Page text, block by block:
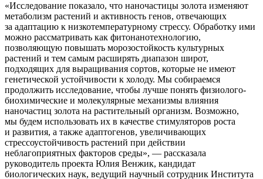
«Исследование показало, что наночастицы золота изменяют
метаболизм растений и активность генов, отвечающих
за адаптацию к низкотемпературному стрессу. Обработку ими
можно рассматривать как фитонанотехнологию,
позволяющую повышать морозостойкость культурных
растений и тем самым расширять диапазон широт,
подходящих для выращивания сортов, которые не имеют
генетической устойчивости к холоду. Мы собираемся
продолжить исследование, чтобы лучше понять физиолого-
биохимические и молекулярные механизмы влияния
наночастиц золота на растительный организм. Возможно,
мы будем использовать их в качестве стимуляторов роста
и развития, а также адаптогенов, увеличивающих
стрессоустойчивость растений при действии
неблагоприятных факторов среды», — рассказала
руководитель проекта Юлия Венжик, кандидат
биологических наук, ведущий научный сотрудник Института